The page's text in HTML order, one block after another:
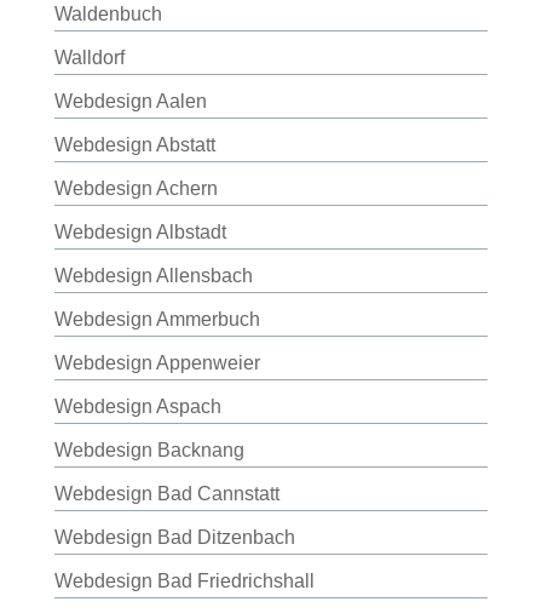
Waldenbuch
Walldorf
Webdesign Aalen
Webdesign Abstatt
Webdesign Achern
Webdesign Albstadt
Webdesign Allensbach
Webdesign Ammerbuch
Webdesign Appenweier
Webdesign Aspach
Webdesign Backnang
Webdesign Bad Cannstatt
Webdesign Bad Ditzenbach
Webdesign Bad Friedrichshall